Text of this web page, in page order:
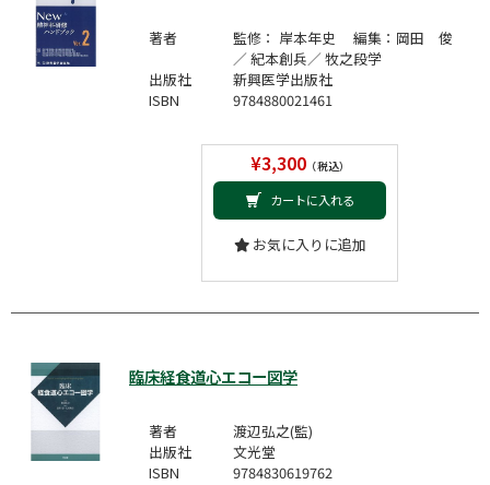
著者
監修： 岸本年史 編集：岡田 俊
／ 紀本創兵／ 牧之段学
出版社
新興医学出版社
ISBN
9784880021461
¥3,300（税込）
カートに入れる
お気に入りに追加
臨床経食道心エコー図学
著者
渡辺弘之(監)
出版社
文光堂
ISBN
9784830619762